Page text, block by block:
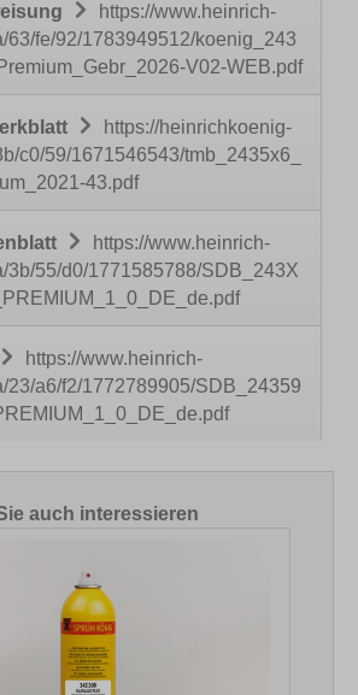
https://www.heinrich-
63/fe/92/1783949512/koenig_243
V02-WEB.pdf
https://heinrichkoenig-
c0/59/1671546543/tmb_2435x6_
43.pdf
https://www.heinrich-
3b/55/d0/1771585788/SDB_243X
https://www.heinrich-
23/a6/f2/1772789905/SDB_24359
überspringen
auch interessieren